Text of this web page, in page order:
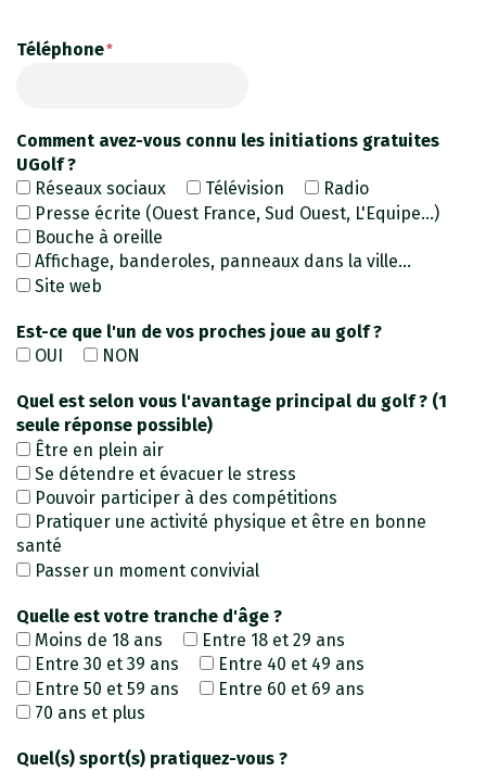
Téléphone
Comment avez-vous connu les initiations gratuites
UGolf ?
Réseaux sociaux
Télévision
Radio
Presse écrite (Ouest France, Sud Ouest, L'Equipe...)
Bouche à oreille
Affichage, banderoles, panneaux dans la ville...
Site web
Est-ce que l'un de vos proches joue au golf ?
OUI
NON
Quel est selon vous l'avantage principal du golf ? (1
seule réponse possible)
Être en plein air
Se détendre et évacuer le stress
Pouvoir participer à des compétitions
Pratiquer une activité physique et être en bonne
santé
Passer un moment convivial
Quelle est votre tranche d'âge ?
Moins de 18 ans
Entre 18 et 29 ans
Entre 30 et 39 ans
Entre 40 et 49 ans
Entre 50 et 59 ans
Entre 60 et 69 ans
70 ans et plus
Quel(s) sport(s) pratiquez-vous ?